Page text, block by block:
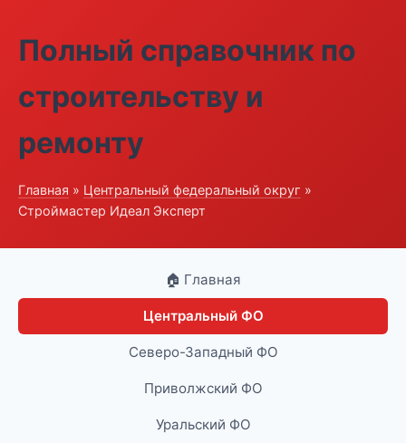
Полный справочник по
строительству и
ремонту
Главная » Центральный федеральный округ »
Строймастер Идеал Эксперт
🏠 Главная
Центральный ФО
Северо-Западный ФО
Приволжский ФО
Уральский ФО